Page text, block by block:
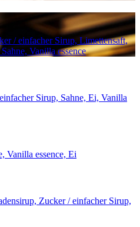
/ einfacher Sirup, Limettensaft,
Vanilla essence
Sirup, Sahne, Ei, Vanilla
Vanilla essence, Ei
Zucker / einfacher Sirup,